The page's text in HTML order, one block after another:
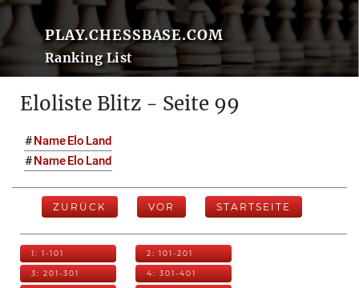
PLAY.CHESSBASE.COM
Ranking List
Eloliste Blitz - Seite 99
#NameElo Land
#NameElo Land
ZURÜCK VOR STARTSEITE
1: 1-101 2: 101-201
3: 201-301 4: 301-401